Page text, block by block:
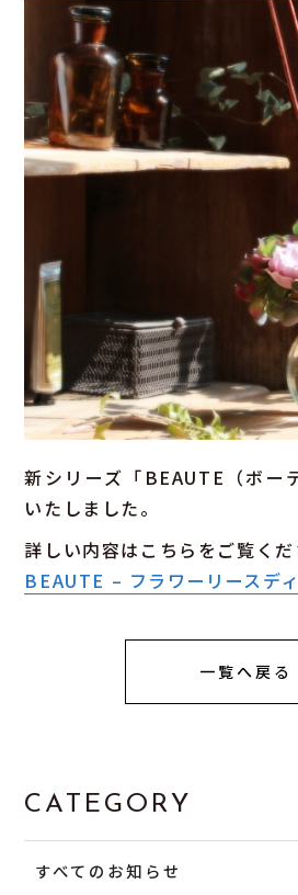
新シリーズ「BEAUTE（ボー
いたしました。
詳しい内容はこちらをご覧くだ
BEAUTE – フラワーリースデ
一覧へ戻る
CATEGORY
すべてのお知らせ